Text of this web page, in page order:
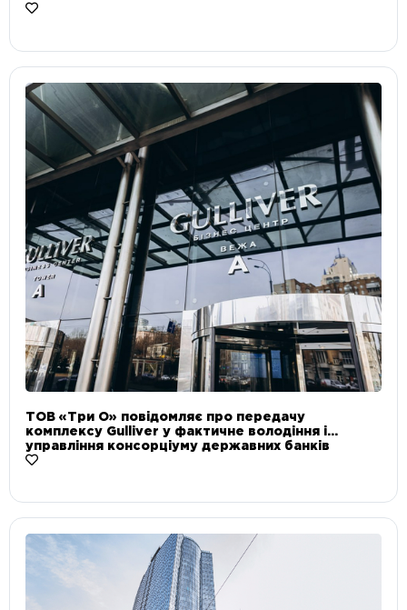
ТОВ «Три О» повідомляє про передачу
комплексу Gulliver у фактичне володіння і
управління консорціуму державних банків